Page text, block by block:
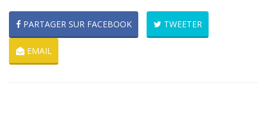
PARTAGER SUR FACEBOOK TWEETER
EMAIL